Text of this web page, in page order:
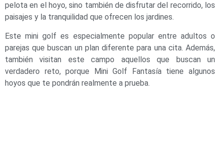
pelota en el hoyo, sino también de disfrutar del recorrido, los
paisajes y la tranquilidad que ofrecen los jardines.
Este mini golf es especialmente popular entre adultos o
parejas que buscan un plan diferente para una cita. Además,
también visitan este campo aquellos que buscan un
verdadero reto, porque Mini Golf Fantasía tiene algunos
hoyos que te pondrán realmente a prueba.